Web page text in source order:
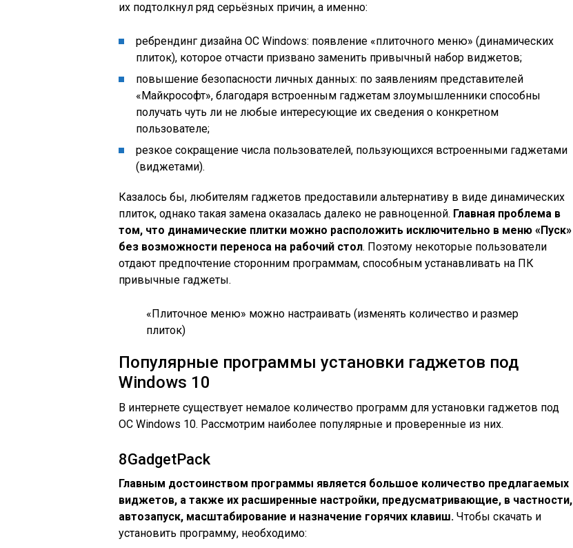
их подтолкнул ряд серьёзных причин, а именно:
ребрендинг дизайна ОС Windows: появление «плиточного меню» (динамических
плиток), которое отчасти призвано заменить привычный набор виджетов;
повышение безопасности личных данных: по заявлениям представителей
«Майкрософт», благодаря встроенным гаджетам злоумышленники способны
получать чуть ли не любые интересующие их сведения о конкретном
пользователе;
резкое сокращение числа пользователей, пользующихся встроенными гаджетами
(виджетами).
Казалось бы, любителям гаджетов предоставили альтернативу в виде динамических
плиток, однако такая замена оказалась далеко не равноценной. Главная проблема в
том, что динамические плитки можно расположить исключительно в меню «Пуск»
без возможности переноса на рабочий стол. Поэтому некоторые пользователи
отдают предпочтение сторонним программам, способным устанавливать на ПК
привычные гаджеты.
«Плиточное меню» можно настраивать (изменять количество и размер
плиток)
Популярные программы установки гаджетов под
Windows 10
В интернете существует немалое количество программ для установки гаджетов под
ОС Windows 10. Рассмотрим наиболее популярные и проверенные из них.
8GadgetPack
Главным достоинством программы является большое количество предлагаемых
виджетов, а также их расширенные настройки, предусматривающие, в частности,
автозапуск, масштабирование и назначение горячих клавиш. Чтобы скачать и
установить программу, необходимо: